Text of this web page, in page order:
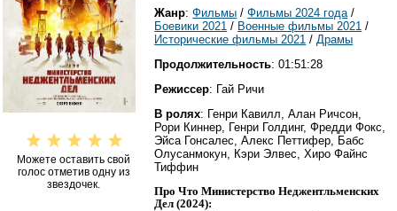
Можете оставить свой
голос отметив одну из
звездочек.
Жанр:Фильмы /Фильмы 2024 года/
Боевики 2021 / Военные фильмы 2021 /
Исторические фильмы 2021 /Драмы
Продолжительность: 01:51:28
Режиссер: Гай Ричи
В ролях: Генри Кавилл, Алан Ричсон,
Рори Киннер, Генри Голдинг, Фредди Фокс,
Эйса Гонсалес, Алекс Петтифер, Бабс
Олусанмокун, Кэри Элвес, Хиро Файнс
Тиффин
Про Что Министерство Неджентльменских
Дел (2024):